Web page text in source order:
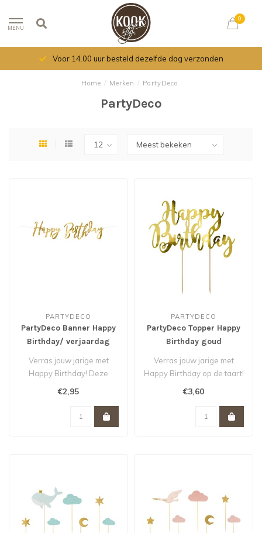
MENU
0
Voor 14.00 uur besteld dezelfde dag verzonden
Home / Merken / PartyDeco
PartyDeco
PARTYDECO
PartyDeco Banner Happy
Birthday/ verjaardag
goud *
Verras jouw jarige met
Happy Birthday! Deze
goudkleurige banner maakt
€2,95
PARTYDECO
PartyDeco Topper Happy
Birthday goud
Verras jouw jarige met
Happy Birthday op de taart!
Deze goudkleurige taart
€3,60